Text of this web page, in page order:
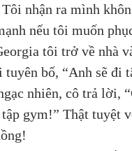
nhận ra mình
nếu tôi muốn
tôi trở về nhà
tuyên bố, “Anh sẽ đi
nhiên, cô trả lời,
gym!” Thật tuyệt